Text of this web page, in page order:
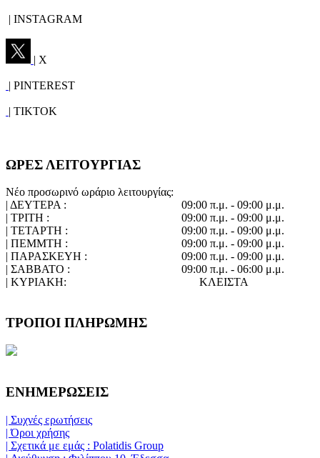
| INSTAGRAM
| X
| PINTEREST
| TIKTOK
ΩΡΕΣ ΛΕΙΤΟΥΡΓΙΑΣ
Νέο προσωρινό ωράριο λειτουργίας:
| ΔΕΥΤΕΡΑ :
09:00 π.μ. - 09:00 μ.μ.
| ΤΡΙΤΗ :
09:00 π.μ. - 09:00 μ.μ.
| ΤΕΤΑΡΤΗ :
09:00 π.μ. - 09:00 μ.μ.
| ΠΕΜΜΤΗ :
09:00 π.μ. - 09:00 μ.μ.
| ΠΑΡΑΣΚΕΥΗ :
09:00 π.μ. - 09:00 μ.μ.
| ΣΑΒΒΑΤΟ :
09:00 π.μ. - 06:00 μ.μ.
| ΚΥΡΙΑΚΗ:
ΚΛΕΙΣΤΑ
ΤΡΟΠΟΙ ΠΛΗΡΩΜΗΣ
ΕΝΗΜΕΡΩΣΕΙΣ
| Συχνές ερωτήσεις
| Όροι χρήσης
| Σχετικά με εμάς : Polatidis Group